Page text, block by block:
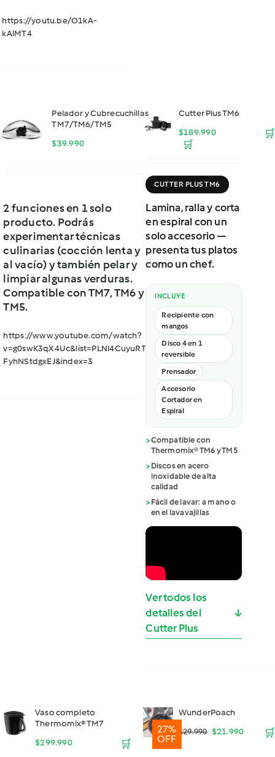
https://youtu.be/O1kA-
kAlMT4
Pelador y Cubrecuchillas
TM7/TM6/TM5
$39.990 🛒
2 funciones en 1 solo
producto. Podrás
experimentar técnicas
culinarias (cocción lenta y
al vacío) y también pelar y
limpiar algunas verduras.
Compatible con TM7, TM6 y
TM5.
https://www.youtube.com/watch?
v=g0swK3qX4Uc&list=PLNl4CuyuRT4sWSi8jKr8J-
FyhNStdgxEJ&index=3
Cutter Plus TM6
$189.990 🛒
CUTTER PLUS TM6
Lamina, ralla y corta
en espiral con un
solo accesorio —
presenta tus platos
como un chef.
INCLUYE
Recipiente con
mangos
Disco 4 en 1
reversible
Prensador
Accesorio
Cortador en
Espiral
>Compatible con
Thermomix® TM6 y TM5
> Discos en acero
inoxidable de alta
calidad
> Fácil de lavar: a mano o
en el lavavajillas
Ver todos los
detalles del
Cutter Plus
↓
Vaso completo
Thermomix® TM7
$299.990 🛒
27%
OFF
WunderPoach
$29.990 El
$21.990El 🛒